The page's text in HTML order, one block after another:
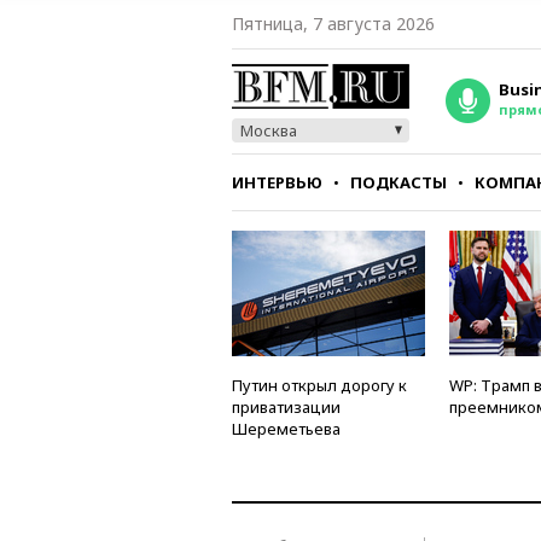
Пятница, 7 августа 2026
Москва
ИНТЕРВЬЮ ПОДКАСТЫ
СТИЛЬ ТЕСТЫ
Путин открыл дорогу к
приватизации
Шереметьева
WP: Трамп